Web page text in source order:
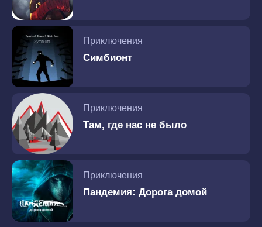
Приключения
Симбионт
Приключения
Там, где нас не было
Приключения
Пандемия: Дорога домой